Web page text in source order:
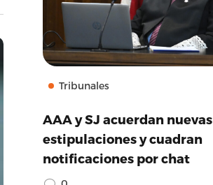
Tribunales
AAA y SJ acuerdan nuevas
estipulaciones y cuadran
notificaciones por chat